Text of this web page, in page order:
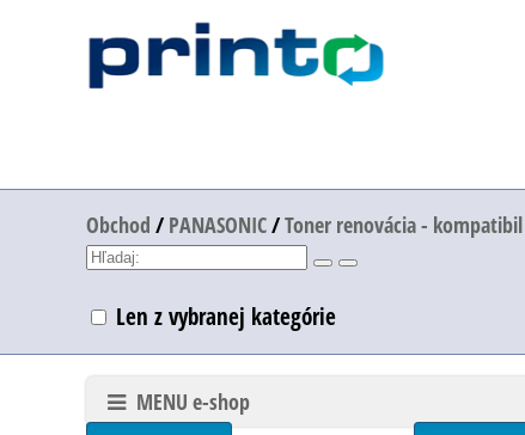
Obchod / PANASONIC/Toner renovácia - kompatibil
Len z vybranej kategórie
MENU e-shop